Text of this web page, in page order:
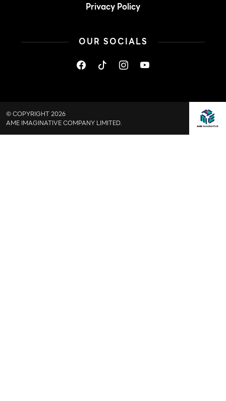
Privacy Policy
OUR SOCIALS
© COPYRIGHT 2026
AME IMAGINATIVE COMPANY LIMITED.